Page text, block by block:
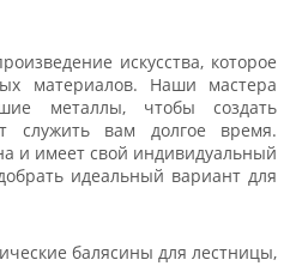
искусства, которое
материалов. Наши мастера
металлы, чтобы создать
служить вам долгое время.
и имеет свой индивидуальный
идеальный вариант для
балясины для лестницы,